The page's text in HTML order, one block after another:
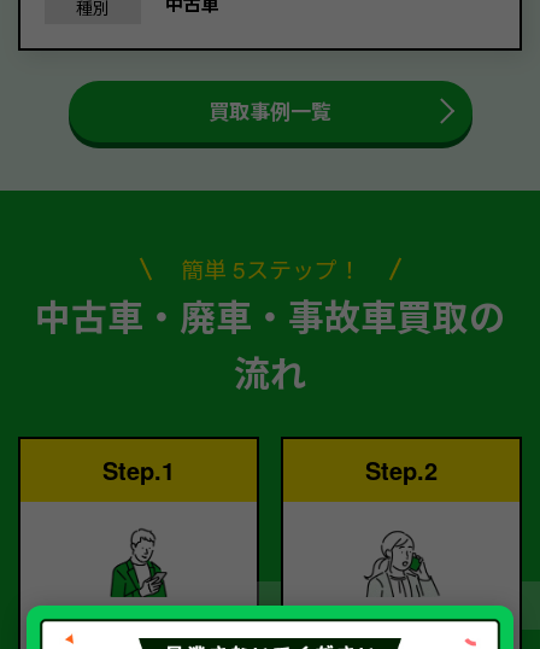
種別
買取事例一覧
簡単 5ステップ！
中古車・廃車・事故車買取の
流れ
Step.1
ご依頼
Step.2
査定